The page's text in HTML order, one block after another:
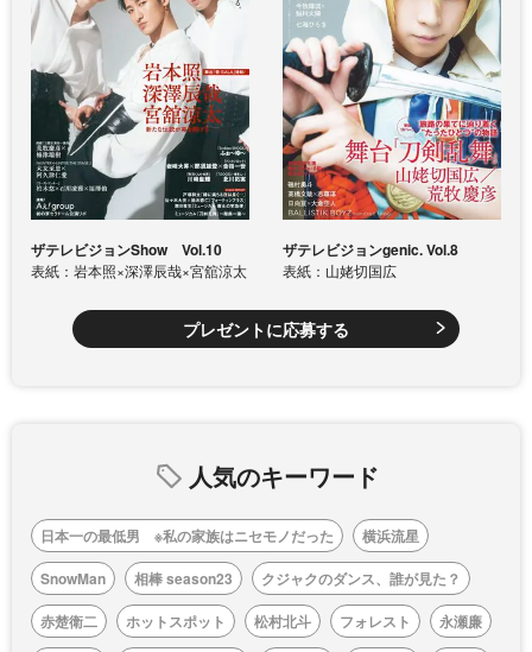
ザテレビジョンShow Vol.10
表紙：岩本照×深澤辰哉×宮舘涼太
ザテレビジョンgenic. Vol.8
表紙：山姥切国広
プレゼントに応募する
人気のキーワード
日本一の最低男 ※私の家族はニセモノだった
横浜流星
SnowMan
相棒 season23
クジャクのダンス、誰が見た？
赤楚衛二
ホットスポット 松村北斗 フォレスト
永瀬廉